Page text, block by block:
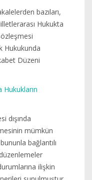
bazıları,
Hukukta
Hukukunda
Düzeni
dışında
mümkün
bağlantılı
ilişkin